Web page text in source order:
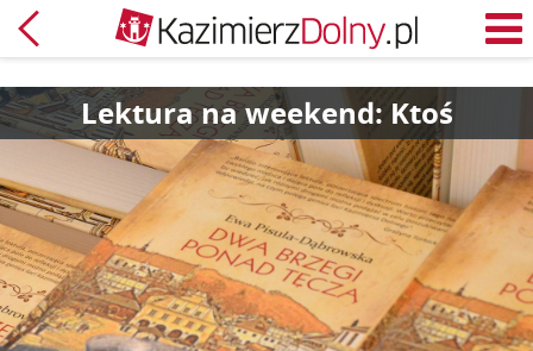
Powrót
Lektura na weekend: Ktoś